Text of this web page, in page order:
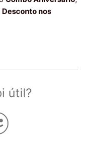
Desconto nos
útil?